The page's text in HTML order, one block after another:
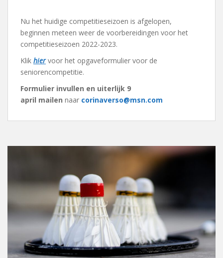
Nu het huidige competitieseizoen is afgelopen,
beginnen meteen weer de voorbereidingen voor het
competitieseizoen 2022-2023.
Klik hiervoor het opgaveformulier voor de
seniorencompetitie.
Formulier invullen en uiterlijk 9
april mailen naar corinaverso@msn.com